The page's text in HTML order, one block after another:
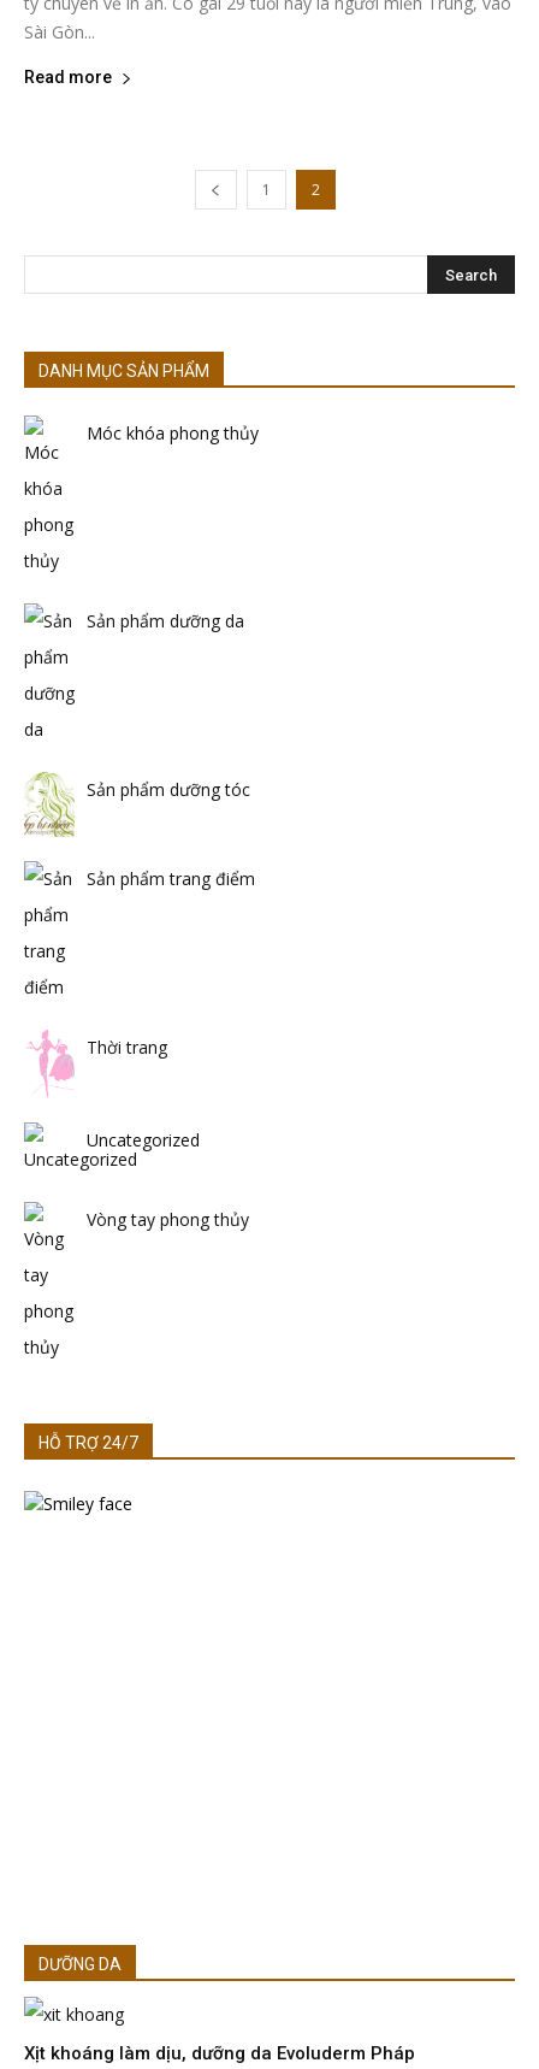
Sài Gòn...
Read more
1 2
DANH MỤC SẢN PHẨM
Móc khóa phong thủy
Sản phẩm dưỡng da
Sản phẩm dưỡng tóc
Sản phẩm trang điểm
Thời trang
Uncategorized
Vòng tay phong thủy
HỖ TRỢ 24/7
DƯỠNG DA
Xịt khoáng làm dịu, dưỡng da Evoluderm Pháp